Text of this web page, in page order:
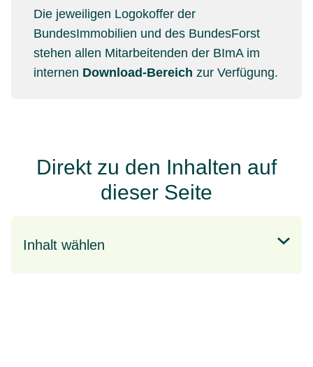
Die jeweiligen Logokoffer der
BundesImmobilien und des BundesForst
stehen allen Mitarbeitenden der BImA im
internen Download-Bereich zur Verfügung.
Direkt zu den Inhalten auf
dieser Seite
Inhalt wählen